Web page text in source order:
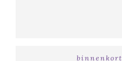
binnenkort